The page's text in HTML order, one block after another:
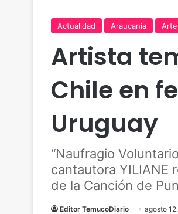
Actualidad Araucanía Arte
Artista
Chile en
Uruguay
“Naufragio
cantautora YILIANE
de la Canción de
Editor TemucoDiario agosto